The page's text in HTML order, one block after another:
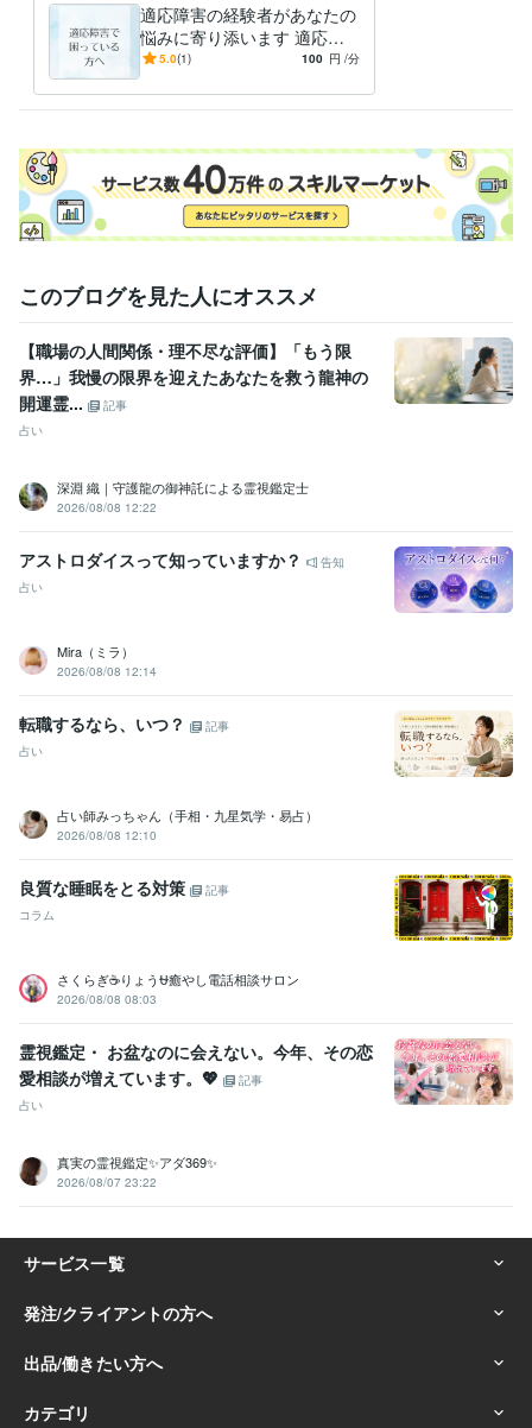
適応障害の経験者があなたの
悩みに寄り添います 適応障
害になり、地獄の底からの景
5.0(1) 100 円 /分
このブログを見た人にオススメ
【職場の人間関係・理不尽な評価】「もう限
界…」我慢の限界を迎えたあなたを救う龍神の
開運霊...
記事
占い
深淵 織｜守護龍の御神託による霊視鑑定士
2026/08/08 12:22
アストロダイスって知っていますか？
告知
占い
Mira（ミラ）
2026/08/08 12:14
転職するなら、いつ？
記事
占い
占い師みっちゃん（手相・九星気学・易占）
2026/08/08 12:10
良質な睡眠をとる対策
記事
コラム
さくらぎ☕りょう⛎癒やし電話相談サロン
2026/08/08 08:03
霊視鑑定・ お盆なのに会えない。今年、その恋
愛相談が増えています。💖
記事
占い
真実の霊視鑑定✨アダ369✨
2026/08/07 23:22